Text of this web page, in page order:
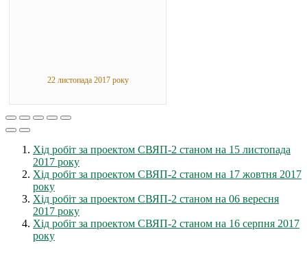
22 листопада 2017 року
Хід робіт за проектом СВЯП-2 станом на 15 листопада
2017 року
Хід робіт за проектом СВЯП-2 станом на 17 жовтня 2017
року
Хід робіт за проектом СВЯП-2 станом на 06 вересня
2017 року
Хід робіт за проектом СВЯП-2 станом на 16 серпня 2017
року